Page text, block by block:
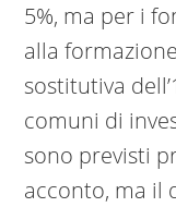
5%, ma per i
alla
sostitutiva
comuni di
sono previsti
acconto, ma il